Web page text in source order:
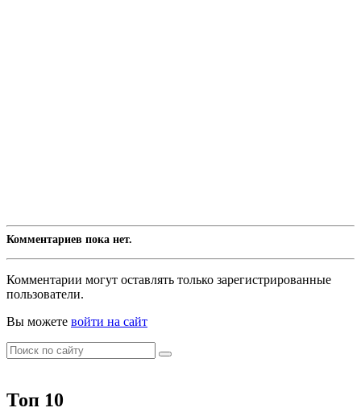
Комментариев пока нет.
Комментарии могут оставлять только зарегистрированные
пользователи.
Вы можете войти на сайт
Топ 10